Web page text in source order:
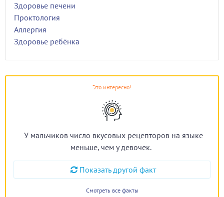
Здоровье печени
Проктология
Аллергия
Здоровье ребёнка
Это интересно!
У мальчиков число вкусовых рецепторов на языке
меньше, чем у девочек.
Показать другой факт
Смотреть все факты